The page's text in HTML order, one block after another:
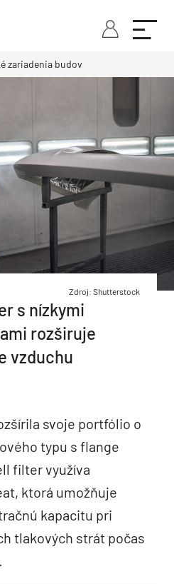
zariadenia budov
Zdroj: Shutterstock
s nízkymi
rozširuje
vzduchu
svoje portfólio o
typu s flange
filter využíva
ktorá umožňuje
kapacitu pri
tlakových strát počas